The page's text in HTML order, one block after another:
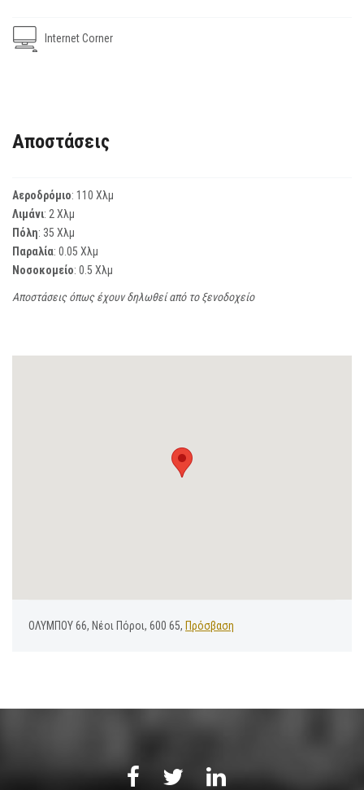
Internet Corner
Αποστάσεις
Αεροδρόμιο: 110 Χλμ
Λιμάνι: 2 Χλμ
Πόλη: 35 Χλμ
Παραλία: 0.05 Χλμ
Νοσοκομείο: 0.5 Χλμ
Αποστάσεις όπως έχουν δηλωθεί από το ξενοδοχείο
ΟΛΥΜΠΟΥ 66, Νέοι Πόροι, 600 65, Πρόσβαση